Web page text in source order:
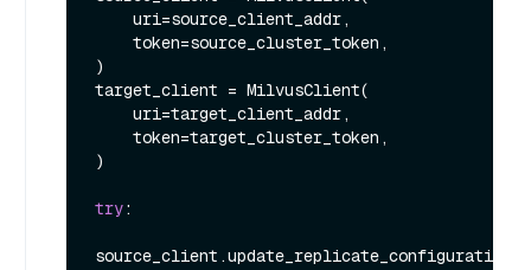
)
target_client = MilvusClient(
)
try: